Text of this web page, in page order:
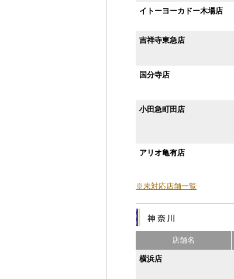
イトーヨーカドー木場店
吉祥寺東急店
国分寺店
小田急町田店
アリオ亀有店
※未対応店舗一覧
店舗名
横浜店